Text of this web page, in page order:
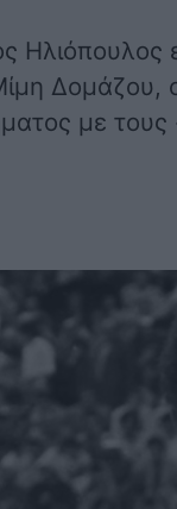
Ηλιόπουλος
Δομάζου,
με τους